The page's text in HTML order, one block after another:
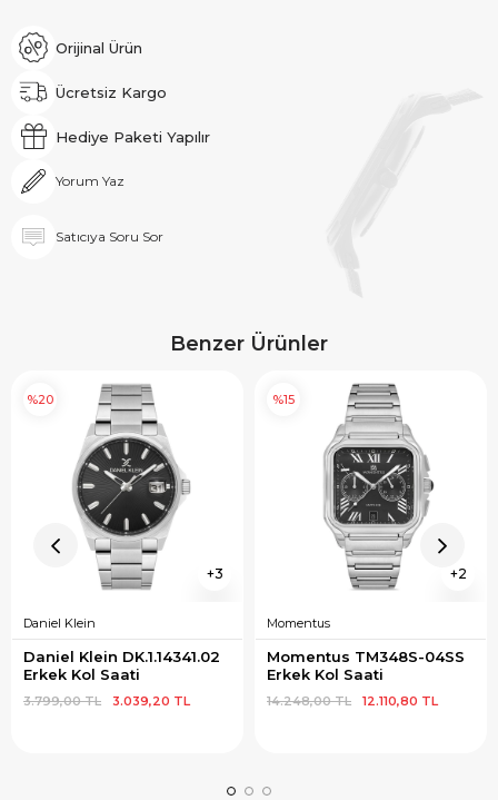
Orijinal Ürün
Ücretsiz Kargo
Hediye Paketi Yapılır
Yorum Yaz
Satıcıya Soru Sor
Benzer Ürünler
3
Daniel Klein
Daniel Klein DK.1.14341.02
Erkek Kol Saati
3.039,20 TL
3.799,00 TL
%20
2
Momentus
Momentus TM348S-04SS
Erkek Kol Saati
12.110,80 TL
14.248,00 TL
%15